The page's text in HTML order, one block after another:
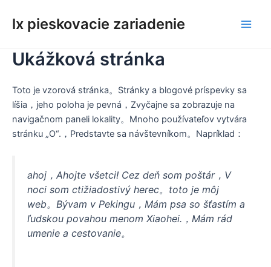
lx pieskovacie zariadenie
Ukážková stránka
Toto je vzorová stránka。Stránky a blogové príspevky sa
líšia，jeho poloha je pevná，Zvyčajne sa zobrazuje na
navigačnom paneli lokality。Mnoho používateľov vytvára
stránku „O“.，Predstavte sa návštevníkom。Napríklad：
ahoj，Ahojte všetci! Cez deň som poštár，V
noci som ctižiadostivý herec。toto je môj
web。Bývam v Pekingu，Mám psa so šťastím a
ľudskou povahou menom Xiaohei.，Mám rád
umenie a cestovanie。